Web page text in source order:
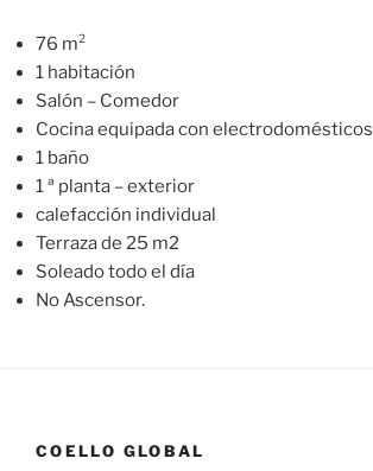
76 m²
1 habitación
Salón – Comedor
Cocina equipada con electrodomésticos
1 baño
1 ª planta – exterior
calefacción individual
Terraza de 25 m2
Soleado todo el día
No Ascensor.
COELLO GLOBAL